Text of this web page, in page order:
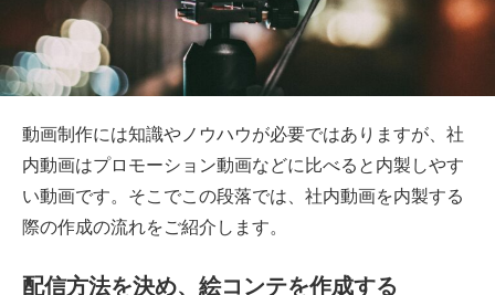
動画制作には知識やノウハウが必要ではありますが、社
内動画はプロモーション動画などに比べると内製しやす
い動画です。そこでこの段落では、社内動画を内製する
際の作成の流れをご紹介します。
配信方法を決め、絵コンテを作成する